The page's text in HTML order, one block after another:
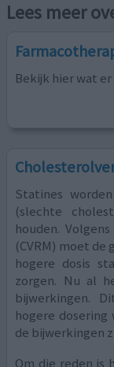
Lees meer
Bekijk hier wat
Statines
(slechte
houden.
(CVRM) moet de
hogere dosis
zorgen. Nu al
bijwerkingen.
hogere dosering
de bijwerkingen
Om die reden is